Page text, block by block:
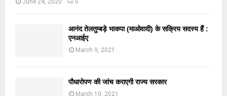
June 24, 2020 0
आनंद तेलतुम्बड़े भाकपा (माओवादी) के सक्रिय सदस्य हैं :
एनआईए
March 9, 2021
पौधारोपण की जांच कराएगी राज्य सरकार
March 10, 2021